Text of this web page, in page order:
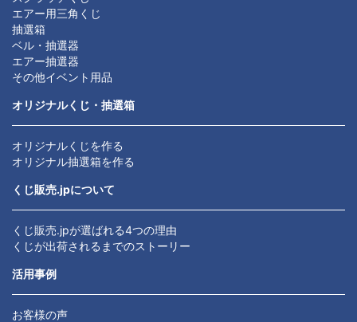
エアー用三角くじ
抽選箱
ベル・抽選器
エアー抽選器
その他イベント用品
オリジナルくじ・抽選箱
オリジナルくじを作る
オリジナル抽選箱を作る
くじ販売.jpについて
くじ販売.jpが選ばれる4つの理由
くじが出荷されるまでのストーリー
活用事例
お客様の声